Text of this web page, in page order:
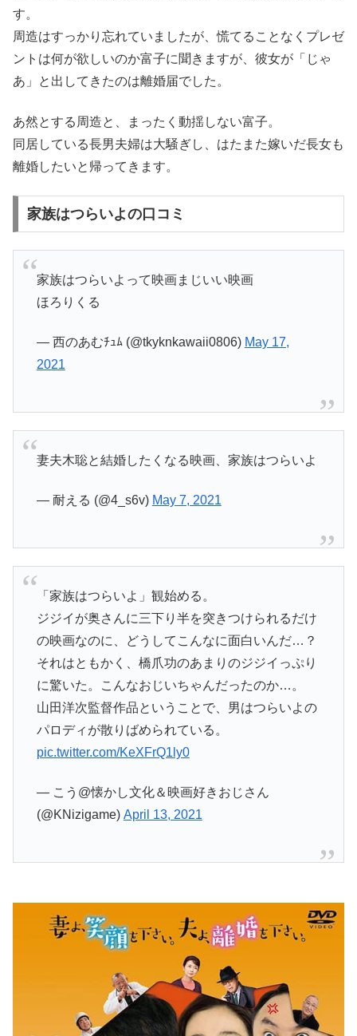
す。
周造はすっかり忘れていましたが、慌てることなくプレゼ
ントは何が欲しいのか富子に聞きますが、彼女が「じゃ
あ」と出してきたのは離婚届でした。
あ然とする周造と、まったく動揺しない富子。
同居している長男夫婦は大騒ぎし、はたまた嫁いだ長女も
離婚したいと帰ってきます。
家族はつらいよの口コミ
家族はつらいよって映画まじいい映画
ほろりくる
— 西のあむﾁｭﾑ (@tkyknkawaii0806) May 17,
2021
妻夫木聡と結婚したくなる映画、家族はつらいよ
— 耐える (@4_s6v) May 7, 2021
「家族はつらいよ」観始める。
ジジイが奥さんに三下り半を突きつけられるだけ
の映画なのに、どうしてこんなに面白いんだ…？
それはともかく、橋爪功のあまりのジジイっぷり
に驚いた。こんなおじいちゃんだったのか…。
山田洋次監督作品ということで、男はつらいよの
パロディが散りばめられている。
pic.twitter.com/KeXFrQ1ly0
— こう@懐かし文化＆映画好きおじさん
(@KNizigame) April 13, 2021